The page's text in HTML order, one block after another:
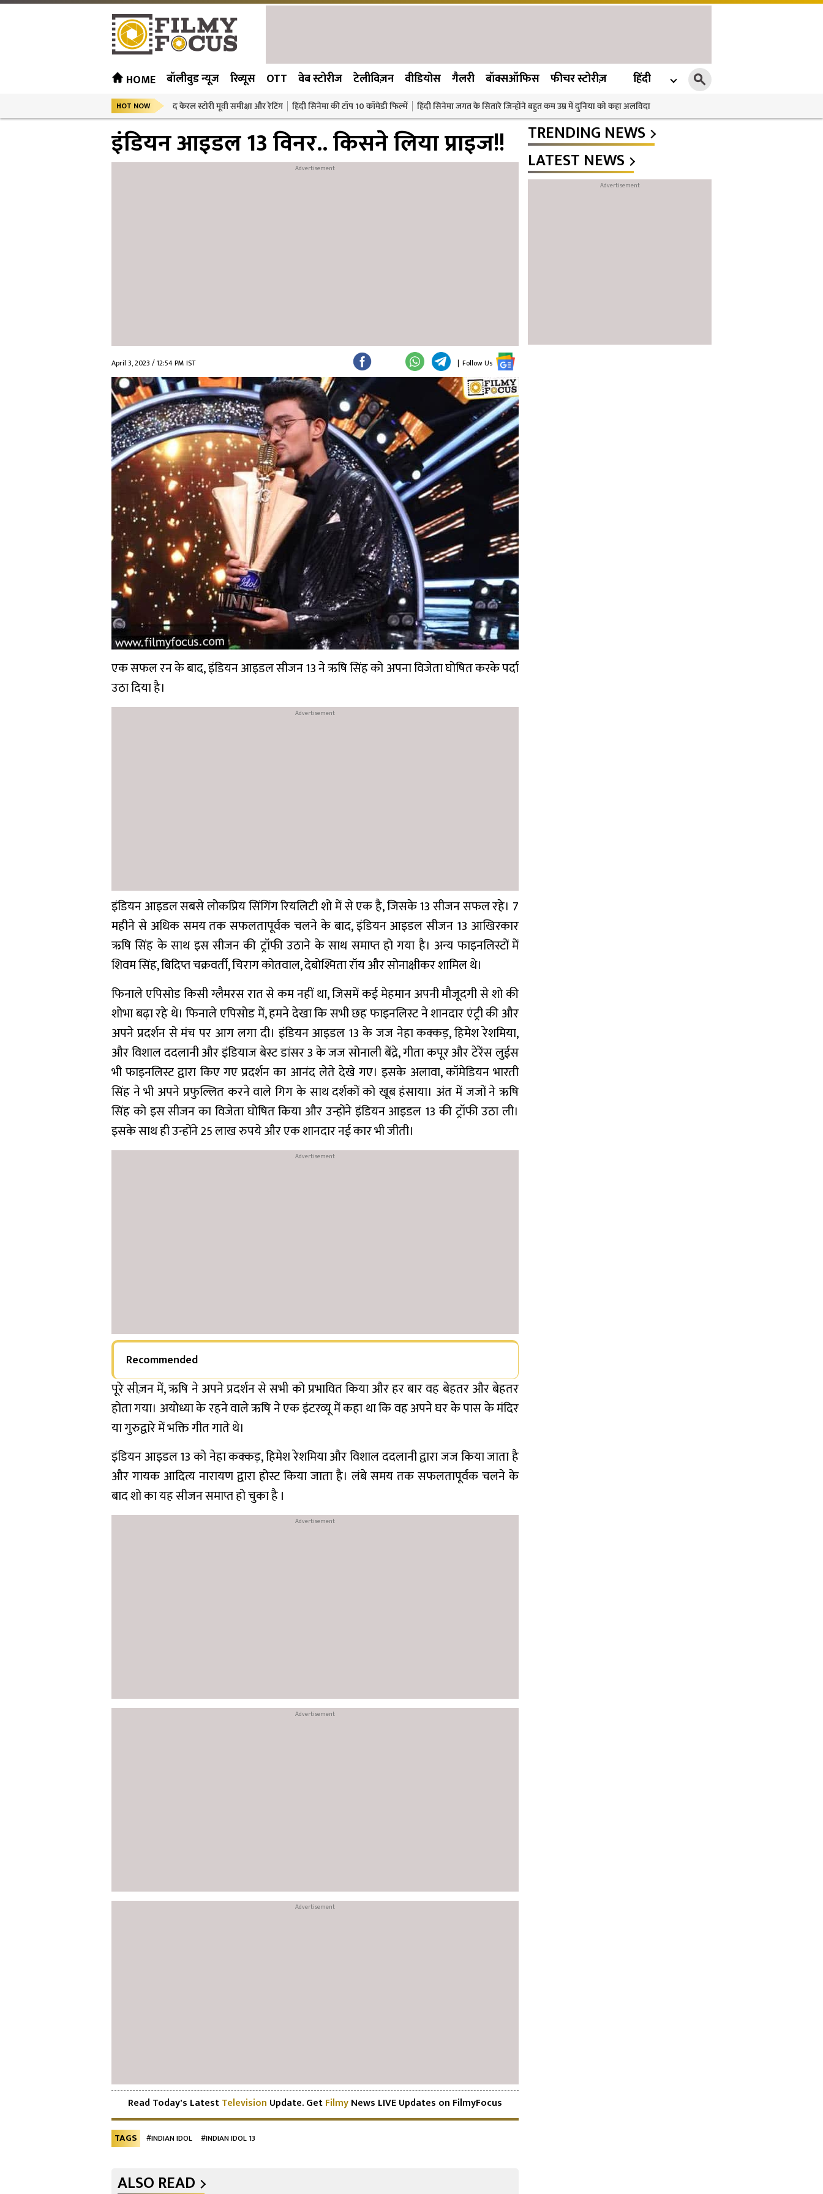
HOME बॉलीवुड न्यूज रिव्यूस OTT वेब स्टोरीज टेलीविज़न वीडियोस गैलरी बॉक्सऑफिस फीचर स्टोरीज़ हिंदी
HOT NOW द केरल स्टोरी मूवी समीक्षा और रेटिंग हिंदी सिनेमा की टॉप 10 कॉमेडी फिल्में हिंदी सिनेमा जगत के सितारे जिन्होंने बहुत कम उम्र में दुनिया को कहा अलविदा
इंडियन आइडल 13 विनर.. किसने लिया प्राइज!!
April 3, 2023 / 12:54 PM IST | Follow Us
एक सफल रन के बाद, इंडियन आइडल सीजन 13 ने ऋषि सिंह को अपना विजेता घोषित करके पर्दा
उठा दिया है।
इंडियन आइडल सबसे लोकप्रिय सिंगिंग रियलिटी शो में से एक है, जिसके 13 सीजन सफल रहे। 7
महीने से अधिक समय तक सफलतापूर्वक चलने के बाद, इंडियन आइडल सीजन 13 आखिरकार
ऋषि सिंह के साथ इस सीजन की ट्रॉफी उठाने के साथ समाप्त हो गया है। अन्य फाइनलिस्टों में
शिवम सिंह, बिदिप्त चक्रवर्ती, चिराग कोतवाल, देबोश्मिता रॉय और सोनाक्षीकर शामिल थे।
फिनाले एपिसोड किसी ग्लैमरस रात से कम नहीं था, जिसमें कई मेहमान अपनी मौजूदगी से शो की
शोभा बढ़ा रहे थे। फिनाले एपिसोड में, हमने देखा कि सभी छह फाइनलिस्ट ने शानदार एंट्री की और
अपने प्रदर्शन से मंच पर आग लगा दी। इंडियन आइडल 13 के जज नेहा कक्कड़, हिमेश रेशमिया,
और विशाल ददलानी और इंडियाज बेस्ट डांसर 3 के जज सोनाली बेंद्रे, गीता कपूर और टेरेंस लुईस
भी फाइनलिस्ट द्वारा किए गए प्रदर्शन का आनंद लेते देखे गए। इसके अलावा, कॉमेडियन भारती
सिंह ने भी अपने प्रफुल्लित करने वाले गिग के साथ दर्शकों को खूब हंसाया। अंत में जजों ने ऋषि
सिंह को इस सीजन का विजेता घोषित किया और उन्होंने इंडियन आइडल 13 की ट्रॉफी उठा ली।
इसके साथ ही उन्होंने 25 लाख रुपये और एक शानदार नई कार भी जीती।
Recommended
पूरे सीज़न में, ऋषि ने अपने प्रदर्शन से सभी को प्रभावित किया और हर बार वह बेहतर और बेहतर
होता गया। अयोध्या के रहने वाले ऋषि ने एक इंटरव्यू में कहा था कि वह अपने घर के पास के मंदिर
या गुरुद्वारे में भक्ति गीत गाते थे।
इंडियन आइडल 13 को नेहा कक्कड़, हिमेश रेशमिया और विशाल ददलानी द्वारा जज किया जाता है
और गायक आदित्य नारायण द्वारा होस्ट किया जाता है। लंबे समय तक सफलतापूर्वक चलने के
बाद शो का यह सीजन समाप्त हो चुका है I
Read Today's LatestTelevision Update. GetFilmyNews LIVE Updates on FilmyFocus
TAGS #INDIAN IDOL #INDIAN IDOL 13
ALSO READ
TRENDING NEWS
LATEST NEWS